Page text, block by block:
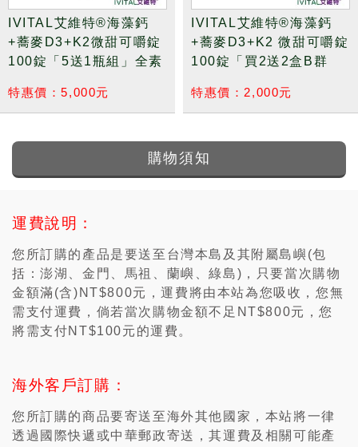
IVITAL艾維特®海藻鈣
+蕎麥D3+K2微甜可嚼錠
100錠「5送1瓶組」全素
特惠價：5,000元
IVITAL艾維特®海藻鈣
+蕎麥D3+K2 微甜可嚼錠
100錠「買2送2盒B群
特惠價：2,000元
購物須知
運費說明：
您所訂購的產品是要送至台灣本島及其附屬島嶼(包
括：澎湖、金門、馬祖、蘭嶼、綠島)，只要當次購物
金額滿(含)NT$800元，運費將由本站為您吸收，您無
需支付運費，倘若當次購物金額不足NT$800元，您
將需支付NT$100元的運費。
海外客戶訂購：
您所訂購的商品要寄送至海外其他國家，本站將一律
透過國際快遞或中華郵政寄送，其運費及相關可能產